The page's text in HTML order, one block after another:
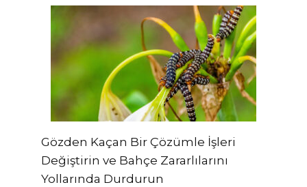
Gözden Kaçan Bir Çözümle İşleri
Değiştirin ve Bahçe Zararlılarını
Yollarında Durdurun